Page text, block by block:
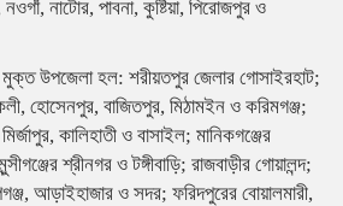
নাটোর, পাবনা, কুষ্টিয়া, পিরোজপুর ও
মুক্ত উপজেলা হল: শরীয়তপুর জেলার গোসাইরহাট;
হোসেনপুর, বাজিতপুর, মিঠামইন ও করিমগঞ্জ;
কালিহাতী ও বাসাইল; মানিকগঞ্জের
শ্রীনগর ও টঙ্গীবাড়ি; রাজবাড়ীর গোয়ালন্দ;
আড়াইহাজার ও সদর; ফরিদপুরের বোয়ালমারী,